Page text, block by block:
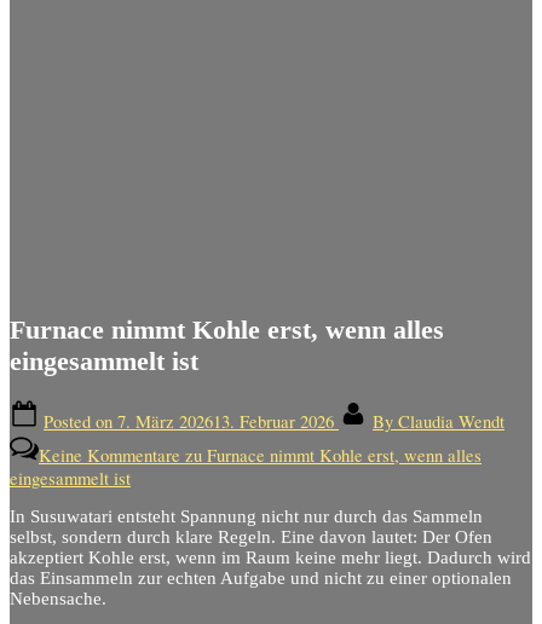
Furnace nimmt Kohle erst, wenn alles
eingesammelt ist
Posted on 7. März 202613. Februar 2026 By Claudia Wendt
Keine Kommentare zu Furnace nimmt Kohle erst, wenn alles
eingesammelt ist
In Susuwatari entsteht Spannung nicht nur durch das Sammeln
selbst, sondern durch klare Regeln. Eine davon lautet: Der Ofen
akzeptiert Kohle erst, wenn im Raum keine mehr liegt. Dadurch wird
das Einsammeln zur echten Aufgabe und nicht zu einer optionalen
Nebensache.